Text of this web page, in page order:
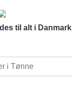
til alt i Danmark